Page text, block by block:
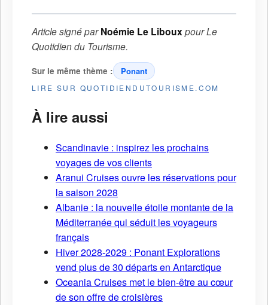
Article signé parNoémie Le LibouxpourLe
Quotidien du Tourisme.
Sur le même thème : Ponant
LIRE SUR QUOTIDIENDUTOURISME.COM
À lire aussi
Scandinavie : inspirez les prochains
voyages de vos clients
Aranui Cruises ouvre les réservations pour
la saison 2028
Albanie : la nouvelle étoile montante de la
Méditerranée qui séduit les voyageurs
français
Hiver 2028-2029 : Ponant Explorations
vend plus de 30 départs en Antarctique
Oceania Cruises met le bien-être au cœur
de son offre de croisières